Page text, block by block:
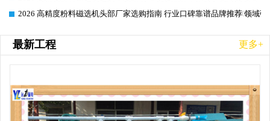
2026-06-26
2026 高精度粉料磁选机头部厂家选购指南 行业口碑靠谱品牌推荐 领域
最新工程 更多+